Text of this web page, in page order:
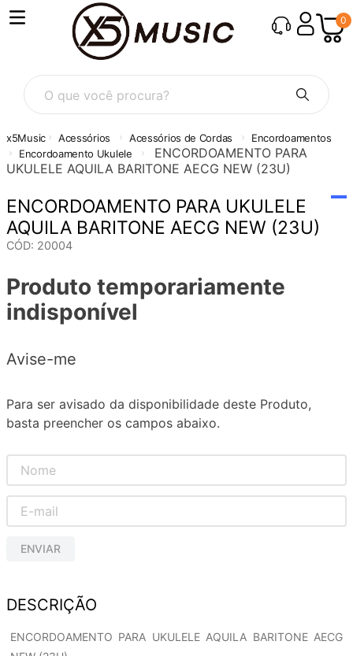
0
O que você procura?
Acessórios Acessórios de Cordas
Encordoamentos
Encordoamento Ukulele
ENCORDOAMENTO PARA
UKULELE AQUILA BARITONE AECG NEW (23U)
ENCORDOAMENTO PARA UKULELE
AQUILA BARITONE AECG NEW (23U)
CÓD: 20004
Produto temporariamente
indisponível
Avise-me
Para ser avisado da disponibilidade deste Produto,
basta preencher os campos abaixo.
ENVIAR
DESCRIÇÃO
ENCORDOAMENTO PARA UKULELE AQUILA BARITONE AECG